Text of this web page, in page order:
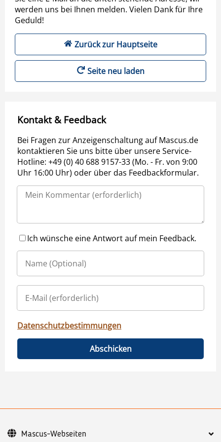
werden uns bei Ihnen melden. Vielen Dank für Ihre
Geduld!
Zurück zur Hauptseite
Seite neu laden
Kontakt & Feedback
Bei Fragen zur Anzeigenschaltung auf Mascus.de
kontaktieren Sie uns bitte über unsere Service-
Hotline: +49 (0) 40 688 9157-33 (Mo. - Fr. von 9:00
Uhr 16:00 Uhr) oder über das Feedbackformular.
Ich wünsche eine Antwort auf mein Feedback.
Datenschutzbestimmungen
Abschicken
Mascus-Webseiten